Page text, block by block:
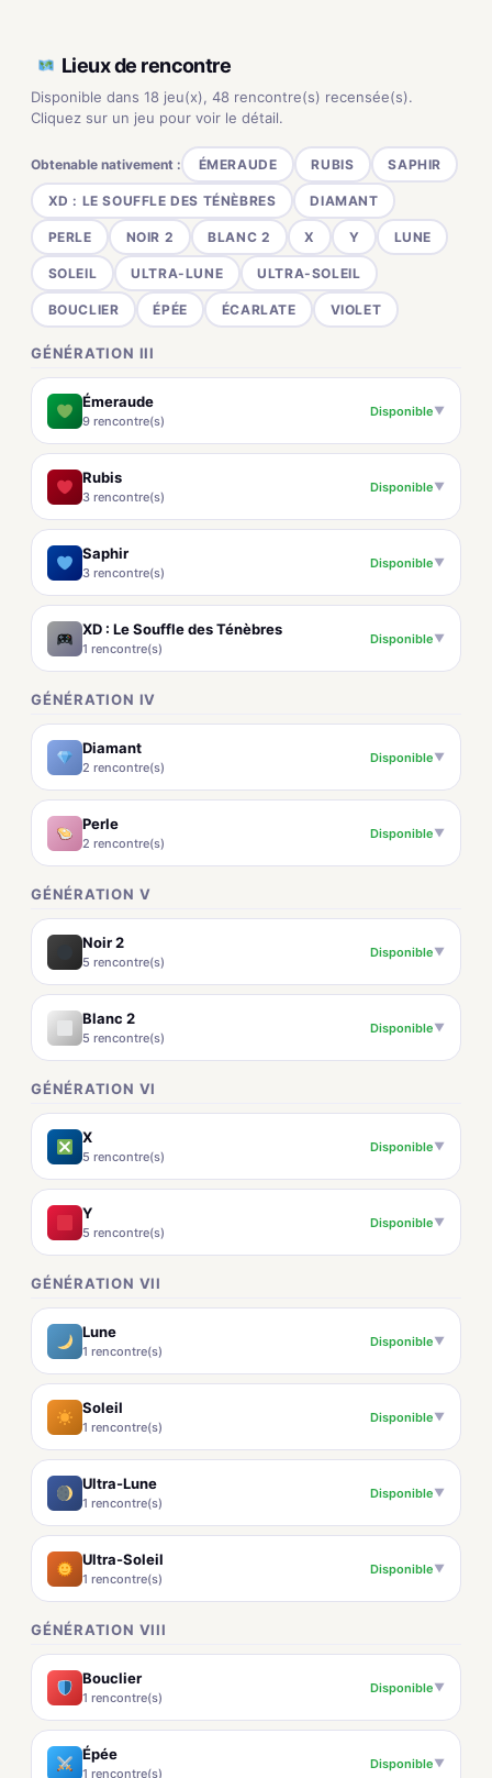
Lieux de rencontre
Disponible dans 18 jeu(x), 48 rencontre(s) recensée(s).
Cliquez sur un jeu pour voir le détail.
Obtenable nativement : ÉMERAUDE RUBIS SAPHIR
XD : LE SOUFFLE DES TÉNÈBRES DIAMANT
PERLE NOIR 2 BLANC 2 X Y LUNE
SOLEIL ULTRA-LUNE ULTRA-SOLEIL
BOUCLIER ÉPÉE ÉCARLATE VIOLET
GÉNÉRATION III
Émeraude
9 rencontre(s)
Disponible▼
Rubis
3 rencontre(s)
Disponible▼
Saphir
3 rencontre(s)
Disponible▼
XD : Le Souffle des Ténèbres
1 rencontre(s)
Disponible▼
GÉNÉRATION IV
Diamant
2 rencontre(s)
Disponible▼
Perle
2 rencontre(s)
Disponible▼
GÉNÉRATION V
Noir 2
5 rencontre(s)
Disponible▼
Blanc 2
5 rencontre(s)
Disponible▼
GÉNÉRATION VI
X
5 rencontre(s)
Disponible▼
Y
5 rencontre(s)
Disponible▼
GÉNÉRATION VII
Lune
1 rencontre(s)
Disponible▼
Soleil
1 rencontre(s)
Disponible▼
Ultra-Lune
1 rencontre(s)
Disponible▼
Ultra-Soleil
1 rencontre(s)
Disponible▼
GÉNÉRATION VIII
Bouclier
1 rencontre(s)
Disponible▼
Épée
1 rencontre(s)
Disponible▼